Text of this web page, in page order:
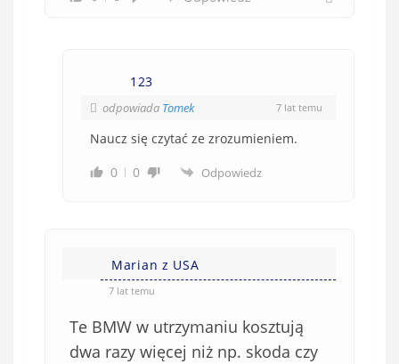
123
odpowiada Tomek 7 lat temu
Naucz się czytać ze zrozumieniem.
0
0 Odpowiedz
Marian z USA
7 lat temu
Te BMW w utrzymaniu kosztują
dwa razy więcej niż np. skoda czy